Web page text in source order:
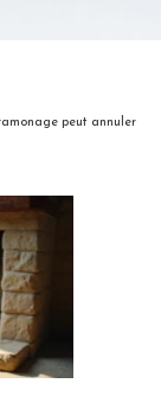
peut annuler